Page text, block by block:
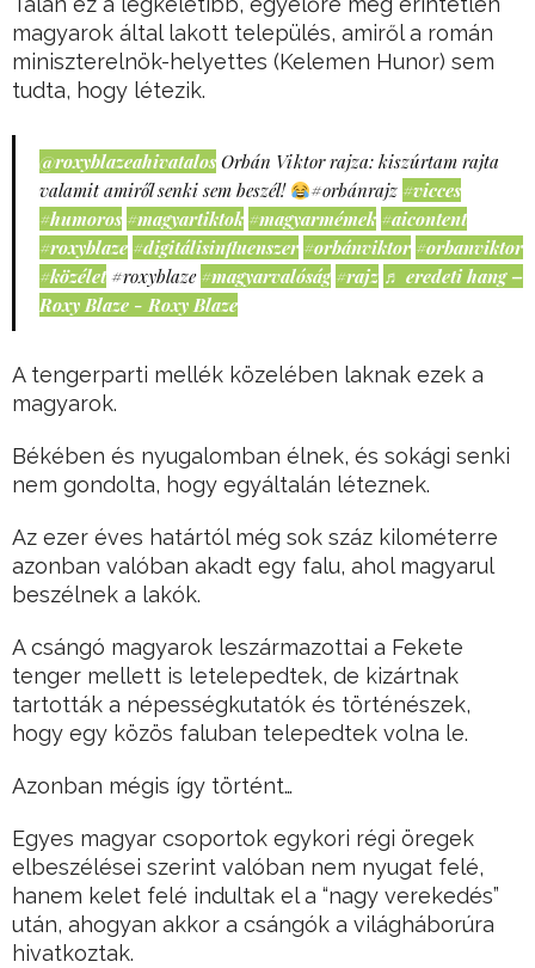
magyarok által lakott település, amiről a román
miniszterelnök-helyettes (Kelemen Hunor) sem
tudta, hogy létezik.
@roxyblazeahivatalos Orbán Viktor rajza: kiszúrtam rajta
valamit amiről senki sem beszél!
#orbánrajz #vicces
#humoros #magyartiktok #magyarmémek #aicontent
#roxyblaze #digitálisinfluenszer #orbánviktor #orbanviktor
#közélet #roxyblaze #magyarvalóság #rajz ♬ eredeti hang –
Roxy Blaze - Roxy Blaze
A tengerparti mellék közelében laknak ezek a
magyarok.
Békében és nyugalomban élnek, és sokági senki
nem gondolta, hogy egyáltalán léteznek.
Az ezer éves határtól még sok száz kilométerre
azonban valóban akadt egy falu, ahol magyarul
beszélnek a lakók.
A csángó magyarok leszármazottai a Fekete
tenger mellett is letelepedtek, de kizártnak
tartották a népességkutatók és történészek,
hogy egy közös faluban telepedtek volna le.
Azonban mégis így történt…
Egyes magyar csoportok egykori régi öregek
elbeszélései szerint valóban nem nyugat felé,
hanem kelet felé indultak el a “nagy verekedés”
után, ahogyan akkor a csángók a világháborúra
hivatkoztak.